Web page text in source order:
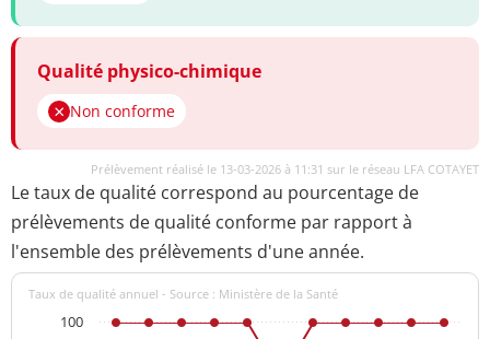
Qualité physico-chimique
Non conforme
Prélèvement réalisé le 13-03-2026 à 11:31 sur le réseau LFA COTAYET
Le taux de qualité correspond au pourcentage de
prélèvements de qualité conforme par rapport à
l'ensemble des prélèvements d'une année.
Taux de qualité annuel - Source : Ministère de la Santé
100